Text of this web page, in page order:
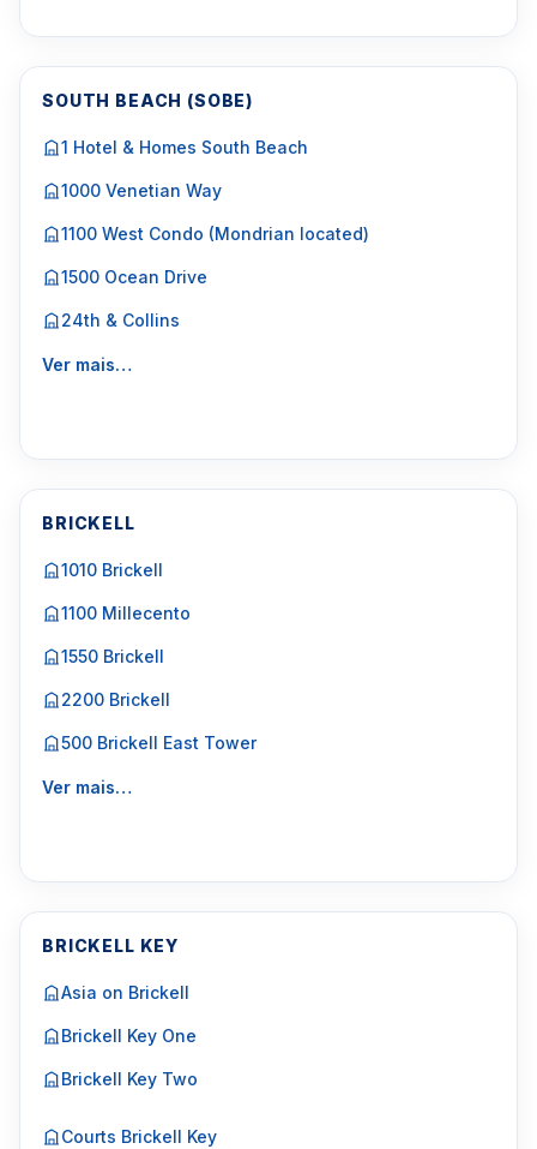
SOUTH BEACH (SOBE)
1 Hotel & Homes South Beach
1000 Venetian Way
1100 West Condo (Mondrian located)
1500 Ocean Drive
24th & Collins
Ver mais…
BRICKELL
1010 Brickell
1100 Millecento
1550 Brickell
2200 Brickell
500 Brickell East Tower
Ver mais…
BRICKELL KEY
Asia on Brickell
Brickell Key One
Brickell Key Two
Courts Brickell Key